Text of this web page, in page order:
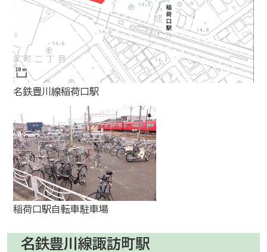
名鉄豊川線稲荷口駅
稲荷口駅自転車駐車場
名鉄豊川線諏訪町駅